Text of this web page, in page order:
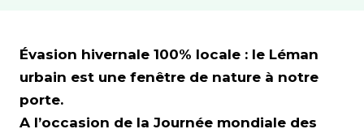
Évasion hivernale 100% locale : le Léman
urbain est une fenêtre de nature à notre
porte.
A l’occasion de la Journée mondiale des